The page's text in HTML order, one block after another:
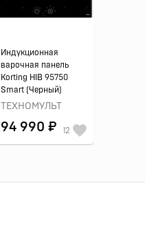
Индукционная
варочная панель
Korting HIB 95750
Smart (Черный)
ТЕХНОМУЛЬТ
94 990 ₽ 12